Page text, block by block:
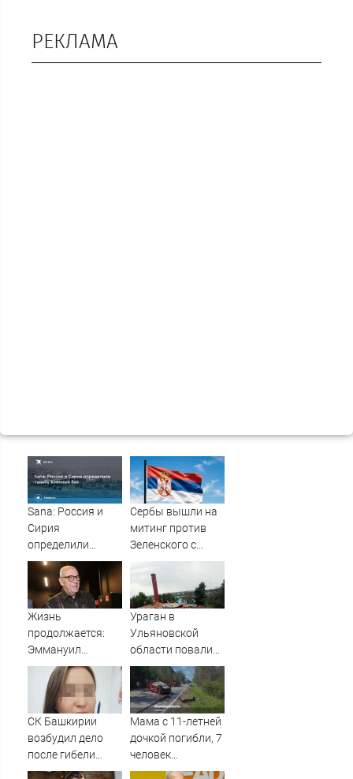
РЕКЛАМА
Sana: Россия и
Сирия
определили
судьбу военных
баз
Сербы вышли на
митинг против
Зеленского с
портретами
Путина
Жизнь
продолжается:
Эммануил
Виторган
рассказывает
свою историю со
сцены
Ураган в
Ульяновской
области повалил
столбы, деревья и
крыши
СК Башкирии
возбудил дело
после гибели
плода в
Мама с 11-летней
дочкой погибли, 7
человек
пострадали в ДТП